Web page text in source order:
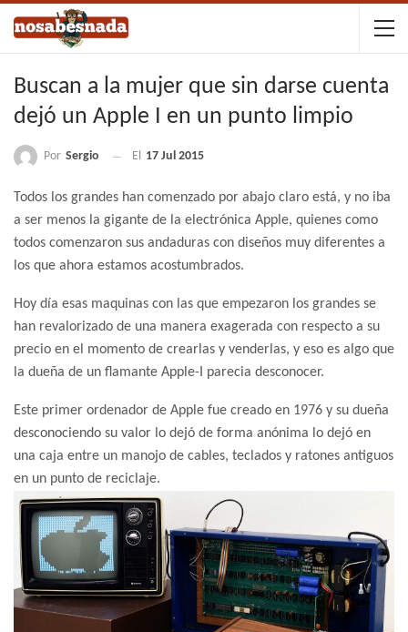
Buscan a la mujer que sin darse cuenta
dejó un Apple I en un punto limpio
Por Sergio El 17 Jul 2015
Todos los grandes han comenzado por abajo claro está, y no iba
a ser menos la gigante de la electrónica Apple, quienes como
todos comenzaron sus andaduras con diseños muy diferentes a
los que ahora estamos acostumbrados.
Hoy día esas maquinas con las que empezaron los grandes se
han revalorizado de una manera exagerada con respecto a su
precio en el momento de crearlas y venderlas, y eso es algo que
la dueña de un flamante Apple-I parecia desconocer.
Este primer ordenador de Apple fue creado en 1976 y su dueña
desconociendo su valor lo dejó de forma anónima lo dejó en
una caja entre un manojo de cables, teclados y ratones antiguos
en un punto de reciclaje.